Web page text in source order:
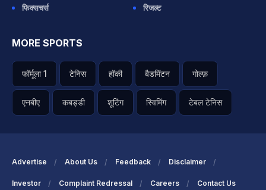
फिक्सचर्स
रिजल्ट
MORE SPORTS
फॉर्मूला 1 टेनिस हॉकी बैडमिंटन गोल्फ़
एनबीए कबड्डी शूटिंग स्विमिंग टेबल टेनिस
Advertise About Us Feedback Disclaimer
Investor Complaint Redressal Careers Contact Us